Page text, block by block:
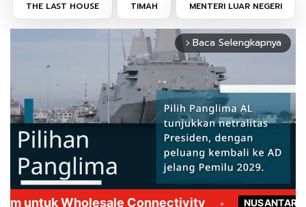
THE LAST HOUSE TIMAH MENTERI LUAR NEGERI
arrow_forward_ios Baca Selengkapnya